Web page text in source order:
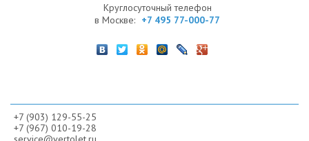
Круглосуточный телефон
в Москве: +7 495 77-000-77
+7 (903) 129-55-25
+7 (967) 010-19-28